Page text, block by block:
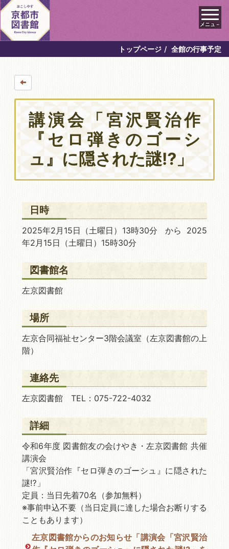
メニュ－
トップページ 全館の行事予定
講演会「宮沢賢治作
『セロ弾きのゴーシ
ュ』に隠された謎⁉」
日時
2025年2月15日 （土曜日）13時30分 から 2025
年2月15日 （土曜日）15時30分
図書館名
左京図書館
場所
左京合同福祉センター3階会議室（左京図書館の上
階）
連絡先
左京図書館 TEL：075-722-4032
詳細
令和6年度 図書館友の会けやき・左京図書館 共催
講演会
「宮沢賢治作『セロ弾きのゴーシュ』に隠された
謎⁉」
定員：当日先着70名（参加無料）
※事前申込不要（当日定員に達した場合お断りする
こともあります）
左京図書館からのお知らせ「講演会「宮沢賢治